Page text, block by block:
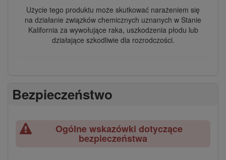
Użycie tego produktu może skutkować narażeniem się
na działanie związków chemicznych uznanych w Stanie
Kalifornia za wywołujące raka, uszkodzenia płodu lub
działające szkodliwie dla rozrodczości.
Bezpieczeństwo
Ogólne wskazówki dotyczące
bezpieczeństwa